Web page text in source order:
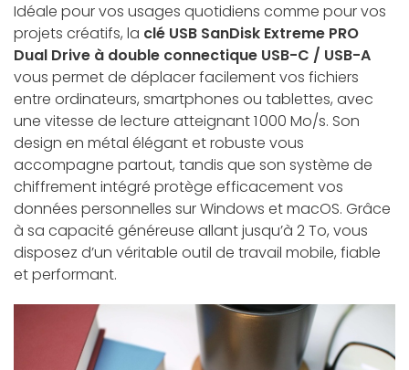
Idéale pour vos usages quotidiens comme pour vos
projets créatifs, la clé USB SanDisk Extreme PRO
Dual Drive à double connectique USB-C / USB-A
vous permet de déplacer facilement vos fichiers
entre ordinateurs, smartphones ou tablettes, avec
une vitesse de lecture atteignant 1 000 Mo/s. Son
design en métal élégant et robuste vous
accompagne partout, tandis que son système de
chiffrement intégré protège efficacement vos
données personnelles sur Windows et macOS. Grâce
à sa capacité généreuse allant jusqu’à 2 To, vous
disposez d’un véritable outil de travail mobile, fiable
et performant.